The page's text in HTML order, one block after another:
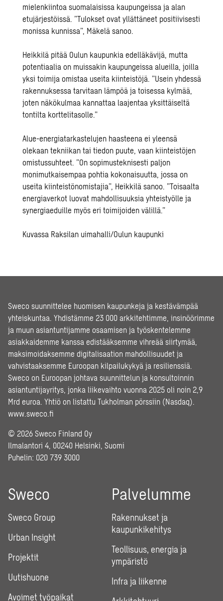
mielenkiintoa suomalaisissa kaupungeissa ja alan
etujärjestöissä. ”Tulokset ovat yllättäneet positiivisesti
monissa kunnissa”, Mäkelä sanoo.
Heikkilä pitää Oulun kaupunkia edelläkävijä, mutta
potentiaalia on muissakin kaupungeissa alueilla, joilla
yksi toimija omistaa useita kiinteistöjä. ”Usein yhdessä
rakennuksessa tarvitaan lämpöä ja toisessa kylmää,
joten näkökulmaa kannattaa laajentaa yksittäiseltä
tontilta korttelitasolle.”
Alue-energiatarkastelujen haasteena ei yleensä
olekaan tekniikan tai tiedon puute, vaan kiinteistöjen
omistussuhteet. ”On sopimusteknisesti paljon
monimutkaisempaa pohtia kokonaisuutta, jossa on
useita kiinteistönomistajia”, Heikkilä sanoo. ”Toisaalta
energiaverkot luovat mahdollisuuksia yhteistyölle ja
synergiaeduille myös eri toimijoiden välillä.”
Kuvassa Raksilan uimahalli/Oulun kaupunki
Sweco suunnittelee huomisen kaupunkeja ja kestävämpää
yhteiskuntaa. Yhdistämme 23 000 arkkitehtimme, insinöörimme
ja muun asiantuntijamme osaamisen ja työskentelemme
asiakkaidemme kanssa edistääksemme vihreää siirtymää,
maksimoidaksemme digitalisaation mahdollisuudet ja
vahvistaaksemme Euroopan kilpailukykyä ja resilienssiä.
Sweco on Euroopan johtava suunnittelun ja konsultoinnin
asiantuntijayritys, jonka liikevaihto vuonna 2025 oli noin 2,9
Mrd euroa. Yhtiö on listattu Tukholman pörssiin (Nasdaq).
www.sweco.fi
© 2026 Sweco Finland Oy
Ilmalantori 4, 00240 Helsinki, Suomi
Puhelin: 020 739 3000
Sweco
Sweco Group
Urban Insight
Projektit
Uutishuone
Avoimet työpaikat
Palvelumme
Rakennukset ja
kaupunkikehitys
Teollisuus, energia ja
ympäristö
Infra ja liikenne